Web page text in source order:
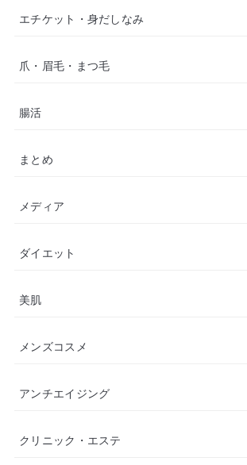
エチケット・身だしなみ
爪・眉毛・まつ毛
腸活
まとめ
メディア
ダイエット
美肌
メンズコスメ
アンチエイジング
クリニック・エステ